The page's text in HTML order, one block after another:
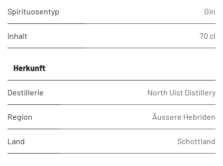
Spirituosentyp Gin
Inhalt 70 cl
Herkunft
Destillerie North Uist Distillery
Region Äussere Hebriden
Land Schottland